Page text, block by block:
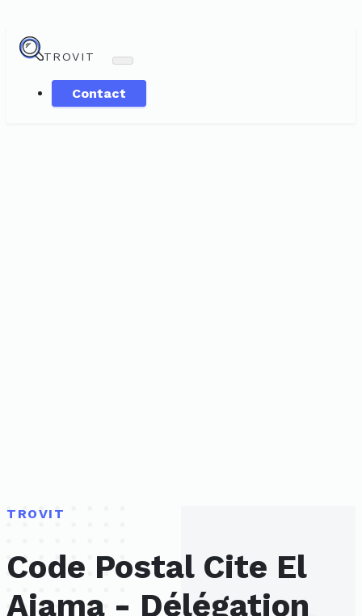
TROVIT
Contact
TROVIT
Code Postal Cite El
Ajama - Délégation